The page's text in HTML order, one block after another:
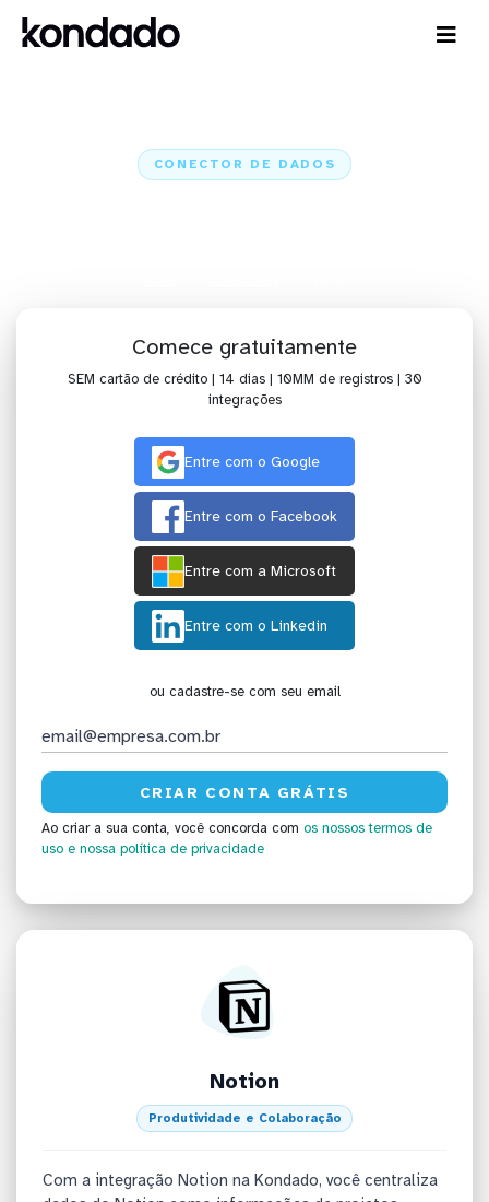
CONECTOR DE DADOS
Comece gratuitamente
SEM cartão de crédito | 14 dias | 10MM de registros | 30
integrações
Entre com o Google
Entre com o Facebook
Entre com a Microsoft
Entre com o Linkedin
ou cadastre-se com seu email
Ao criar a sua conta, você concorda com os nossos termos de
uso e nossa política de privacidade
Notion
Produtividade e Colaboração
Com a integração Notion na Kondado, você centraliza